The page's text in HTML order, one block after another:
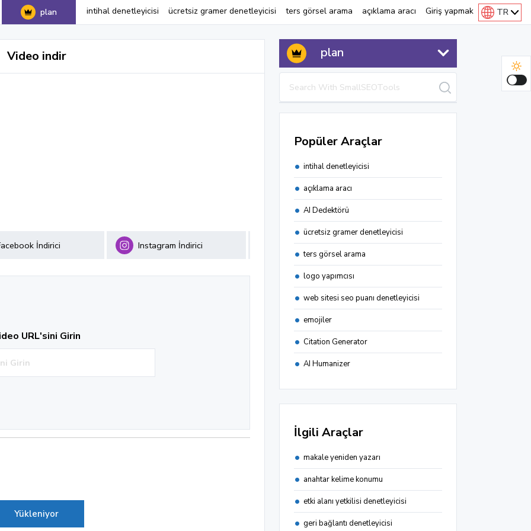
plan intihal denetleyicisi ücretsiz gramer denetleyicisi ters görsel arama açıklama aracı Giriş yapmak TR
Video indir
İndirici Instagram İndirici Tiktok İndirici
URL'sini Girin
Yükleniyor
plan
Popüler Araçlar
intihal denetleyicisi
açıklama aracı
AI Dedektörü
ücretsiz gramer denetleyicisi
ters görsel arama
logo yapımcısı
web sitesi seo puanı denetleyicisi
emojiler
Citation Generator
AI Humanizer
İlgili Araçlar
makale yeniden yazarı
anahtar kelime konumu
etki alanı yetkilisi denetleyicisi
geri bağlantı denetleyicisi